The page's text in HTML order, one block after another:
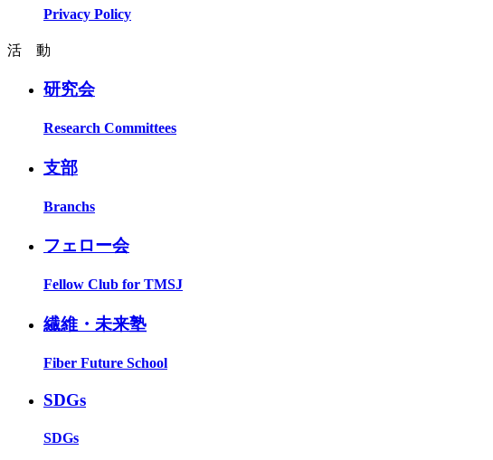
Privacy Policy
活 動
研究会
Research Committees
支部
Branchs
フェロー会
Fellow Club for TMSJ
繊維・未来塾
Fiber Future School
SDGs
SDGs